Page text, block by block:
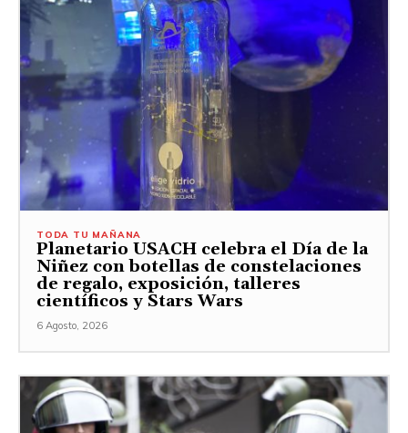
TODA TU MAÑANA
Planetario USACH celebra el Día de la
Niñez con botellas de constelaciones
de regalo, exposición, talleres
científicos y Stars Wars
6 Agosto, 2026